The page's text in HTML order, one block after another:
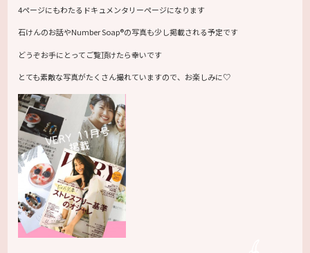
4ページにもわたるドキュメンタリーページになります
石けんのお話やNumber Soap®の写真も少し掲載される予定です
どうぞお手にとってご覧頂けたら幸いです
とても素敵な写真がたくさん撮れていますので、お楽しみに♡